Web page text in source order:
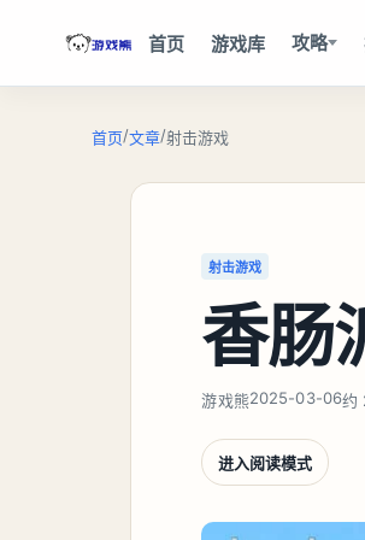
首页 游戏库 攻略
首页/文章/射击游戏
射击游戏
香肠
游戏熊2025-03-06约
进入阅读模式